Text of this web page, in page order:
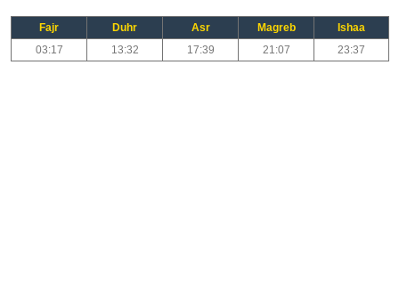
Fajr Duhr Asr Magreb
Ishaa
03:17
13:32 17:39 21:07 23:37